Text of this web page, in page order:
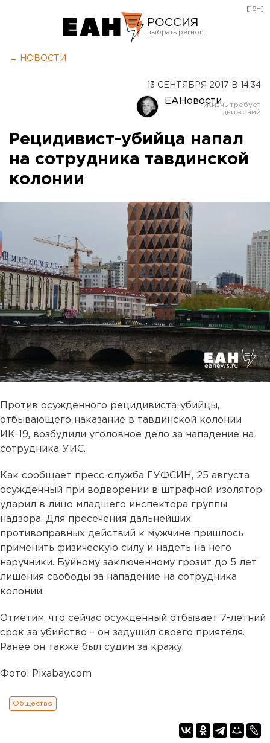
РОССИЯ
Оренбург
[18+]
← НОВОСТИ
13 СЕНТЯБРЯ 2017 В 14:34
ЕАНовости
Рецидивист-убийца напал
на сотрудника тавдинской
колонии
Против осужденного рецидивиста-убийцы,
отбывающего наказание в тавдинской колонии
ИК-19, возбудили уголовное дело за нападение на
сотрудника УИС.
Как сообщает пресс-служба ГУФСИН, 25 августа
осужденный при водворении в штрафной изолятор
ударил в лицо младшего инспектора группы
надзора. Для пресечения дальнейших
противоправных действий к мужчине пришлось
применить физическую силу и надеть на него
наручники. Буйному заключенному грозит до 5 лет
лишения свободы за нападение на сотрудника
колонии.
Отметим, что сейчас осужденный отбывает 7-летний
срок за убийство – он задушил своего приятеля.
Ранее он также был судим за кражу.
Фото: Pixabay.com
Общество